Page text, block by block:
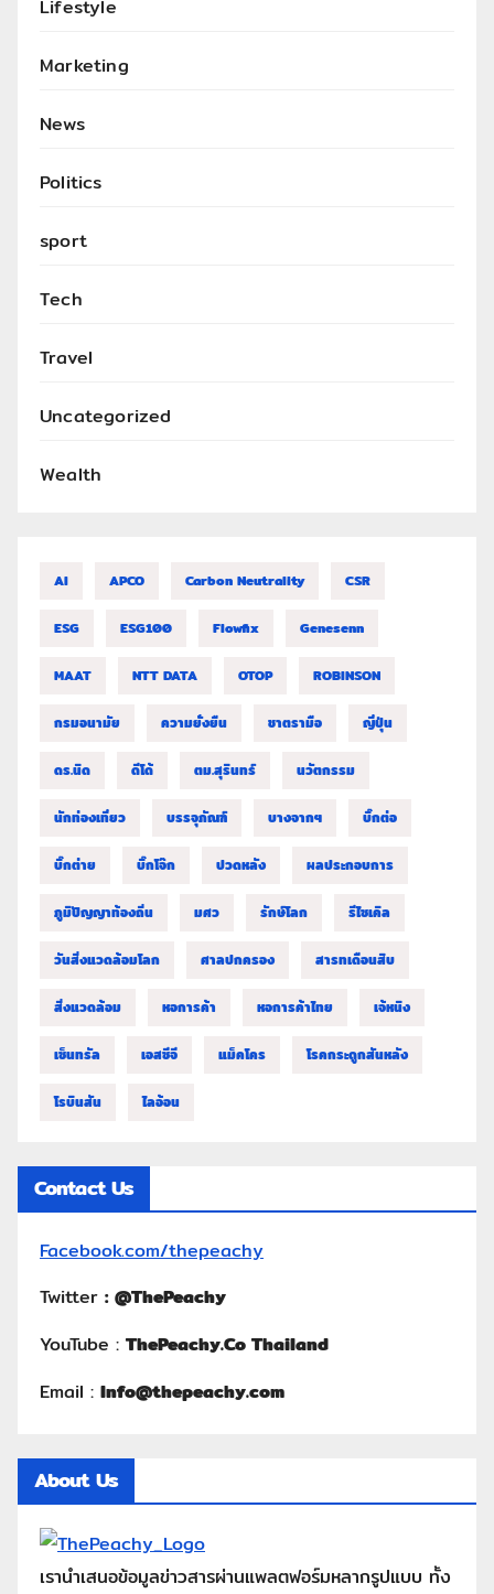
Lifestyle
Marketing
News
Politics
sport
Tech
Travel
Uncategorized
Wealth
AI APCO Carbon Neutrality CSR
ESG ESG100 Flowfix Genesenn
MAAT NTT DATA OTOP ROBINSON
กรมอนามัย ความยั่งยืน ชาตรามือ ญี่ปุ่น
ดร.นิด ดีโด้ ตม.สุรินทร์ นวัตกรรม
นักท่องเที่ยว บรรจุภัณฑ์ บางจากฯ บิ๊กต่อ
บิ๊กต่าย บิ๊กโจ๊ก ปวดหลัง ผลประกอบการ
ภูมิปัญญาท้องถิ่น มศว รักษ์โลก รีไซเคิล
วันสิ่งแวดล้อมโลก ศาลปกครอง สารทเดือนสิบ
สิ่งแวดล้อม หอการค้า หอการค้าไทย เจ้หนิง
เซ็นทรัล เอสซีจี แม็คโคร โรคกระดูกสันหลัง
โรบินสัน ไลอ้อน
Contact Us
Facebook.com/thepeachy
Twitter : @ThePeachy
YouTube : ThePeachy.Co Thailand
Email : Info@thepeachy.com
About Us
เรานำเสนอข้อมูลข่าวสารผ่านแพลตฟอร์มหลากรูปแบบ ทั้ง